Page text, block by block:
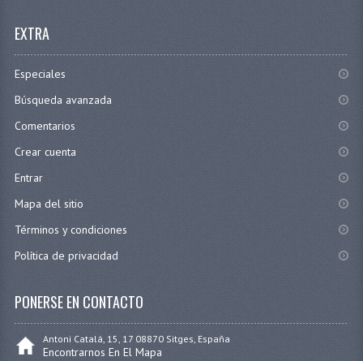
EXTRA
Especiales
Búsqueda avanzada
Comentarios
Crear cuenta
Entrar
Mapa del sitio
Términos y condiciones
Política de privacidad
PONERSE EN CONTACTO
Antoni Catalá, 15, 17 08870 Sitges, España
Encontrarnos En El Mapa